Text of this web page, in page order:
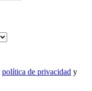
política de privacidad y